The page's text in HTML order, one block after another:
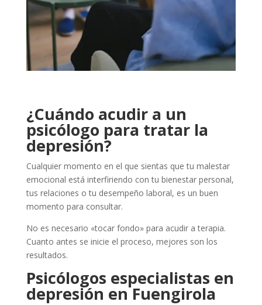
¿Cuándo acudir a un
psicólogo para tratar la
depresión?
Cualquier momento en el que sientas que tu malestar
emocional está interfiriendo con tu bienestar personal,
tus relaciones o tu desempeño laboral, es un buen
momento para consultar.
No es necesario «tocar fondo» para acudir a terapia.
Cuanto antes se inicie el proceso, mejores son los
resultados.
Psicólogos especialistas en
depresión en Fuengirola